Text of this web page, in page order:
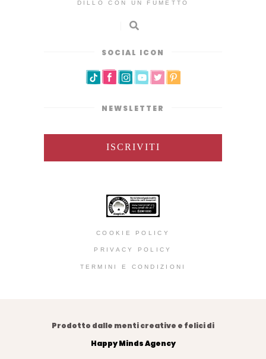
DILLO CON UN FUMETTO
SOCIAL ICON
NEWSLETTER
ISCRIVITI
COOKIE POLICY
PRIVACY POLICY
TERMINI E CONDIZIONI
Prodotto dalle menti creative e felici di
Happy Minds Agency